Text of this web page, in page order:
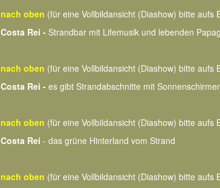
nach oben (für eine Vollbildansicht (Diashow) bitte aufs
Costa Rei - Strandbar mit Lifemusik und lebenden
nach oben (für eine Vollbildansicht (Diashow) bitte aufs
Costa Rei - es gibt Strandabschnitte mit
nach oben (für eine Vollbildansicht (Diashow) bitte aufs
Costa Rei - das grüne Hinterland vom Strand
nach oben (für eine Vollbildansicht (Diashow) bitte aufs